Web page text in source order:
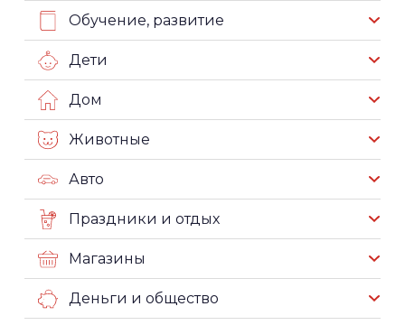
Обучение, развитие
Дети
Дом
Животные
Авто
Праздники и отдых
Магазины
Деньги и общество